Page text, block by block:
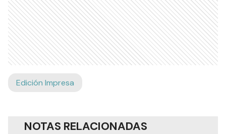
Edición Impresa
NOTAS RELACIONADAS